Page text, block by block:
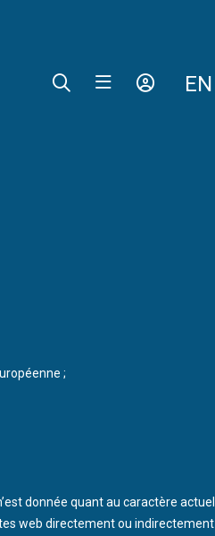
EN
;
donnée quant au caractère actuel
web directement ou indirectement